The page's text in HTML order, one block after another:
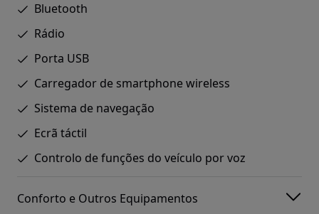
Bluetooth
Rádio
Porta USB
Carregador de smartphone wireless
Sistema de navegação
Ecrã táctil
Controlo de funções do veículo por voz
Conforto e Outros Equipamentos